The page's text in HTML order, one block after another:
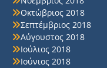
Οκτώβριος 2018
Σεπτέμβριος 2018
Αύγουστος 2018
Ιούλιος 2018
Ιούνιος 2018